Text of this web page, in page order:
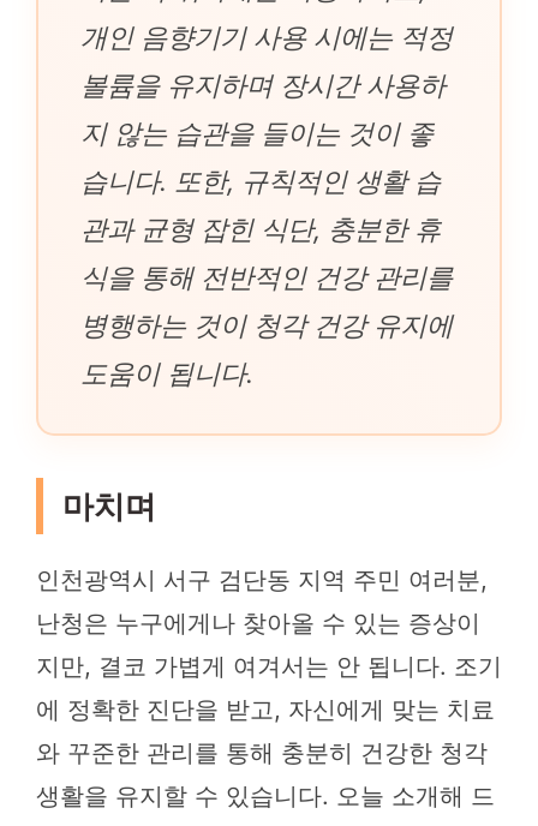
개인 음향기기 사용 시에는 적정
볼륨을 유지하며 장시간 사용하
지 않는 습관을 들이는 것이 좋
습니다. 또한, 규칙적인 생활 습
관과 균형 잡힌 식단, 충분한 휴
식을 통해 전반적인 건강 관리를
병행하는 것이 청각 건강 유지에
도움이 됩니다.
마치며
인천광역시 서구 검단동 지역 주민 여러분,
난청은 누구에게나 찾아올 수 있는 증상이
지만, 결코 가볍게 여겨서는 안 됩니다. 조기
에 정확한 진단을 받고, 자신에게 맞는 치료
와 꾸준한 관리를 통해 충분히 건강한 청각
생활을 유지할 수 있습니다. 오늘 소개해 드